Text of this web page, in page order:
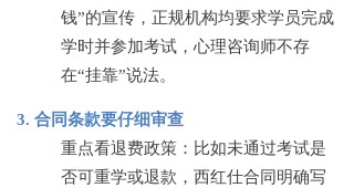
钱”的宣传，正规机构均要求学员完成
学时并参加考试，心理咨询师不存
在“挂靠”说法。
3. 合同条款要仔细审查
重点看退费政策：比如未通过考试是
否可重学或退款，西红仕合同明确写